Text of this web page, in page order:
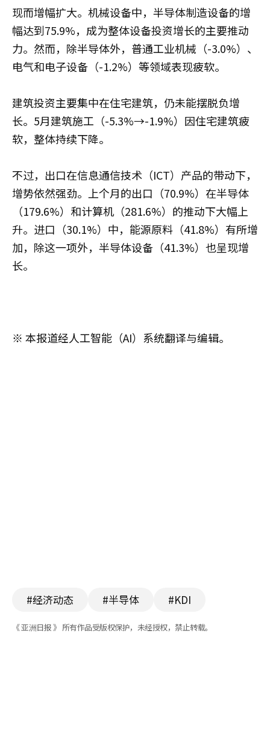
现而增幅扩大。机械设备中，半导体制造设备的增
幅达到75.9%，成为整体设备投资增长的主要推动
力。然而，除半导体外，普通工业机械（-3.0%）、
电气和电子设备（-1.2%）等领域表现疲软。
建筑投资主要集中在住宅建筑，仍未能摆脱负增
长。5月建筑施工（-5.3%→-1.9%）因住宅建筑疲
软，整体持续下降。
不过，出口在信息通信技术（ICT）产品的带动下，
增势依然强劲。上个月的出口（70.9%）在半导体
（179.6%）和计算机（281.6%）的推动下大幅上
升。进口（30.1%）中，能源原料（41.8%）有所增
加，除这一项外，半导体设备（41.3%）也呈现增
长。
※ 本报道经人工智能（AI）系统翻译与编辑。
#经济动态 #半导体 #KDI
《 亚洲日报 》 所有作品受版权保护，未经授权，禁止转载。